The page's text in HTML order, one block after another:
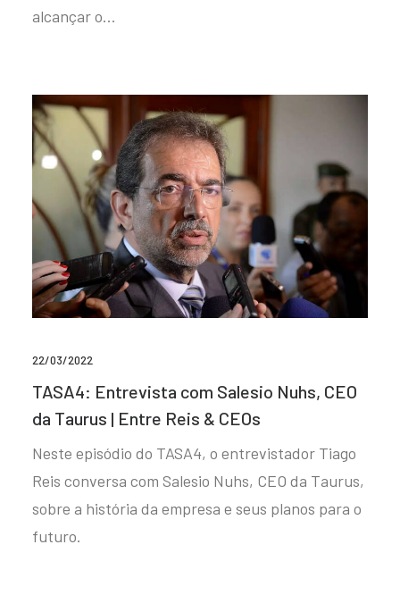
alcançar o…
22/03/2022
TASA4: Entrevista com Salesio Nuhs, CEO
da Taurus | Entre Reis & CEOs
Neste episódio do TASA4, o entrevistador Tiago
Reis conversa com Salesio Nuhs, CEO da Taurus,
sobre a história da empresa e seus planos para o
futuro.